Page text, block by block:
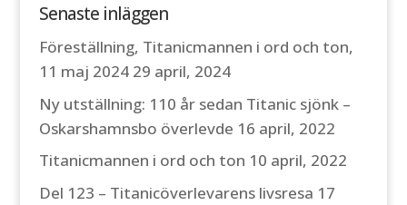
Senaste inläggen
Föreställning, Titanicmannen i ord och ton,
11 maj 2024 29 april, 2024
Ny utställning: 110 år sedan Titanic sjönk –
Oskarshamnsbo överlevde 16 april, 2022
Titanicmannen i ord och ton 10 april, 2022
Del 123 – Titanicöverlevarens livsresa 17